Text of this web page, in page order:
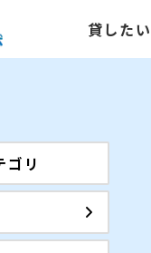
貸したい
ゴリ